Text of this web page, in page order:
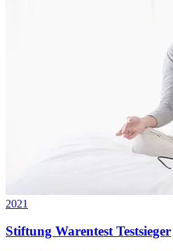
2021
Stiftung Warentest Testsieger